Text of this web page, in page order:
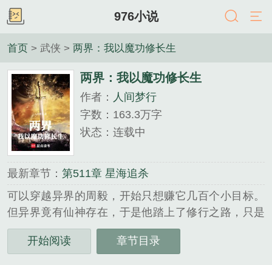
976小说
首页 > 武侠 > 两界：我以魔功修长生
两界：我以魔功修长生
作者： 人间梦行
字数：163.3万字
状态：连载中
最新章节： 第511章 星海追杀
可以穿越异界的周毅，开始只想赚它几百个小目标。
但异界竟有仙神存在，于是他踏上了修行之路，只是
修炼的是一部魔功。什么，魔功需要大量血食？周毅
表示：小问题，现代化养殖的牲畜，每年出肉亿万
开始阅读 章节目录